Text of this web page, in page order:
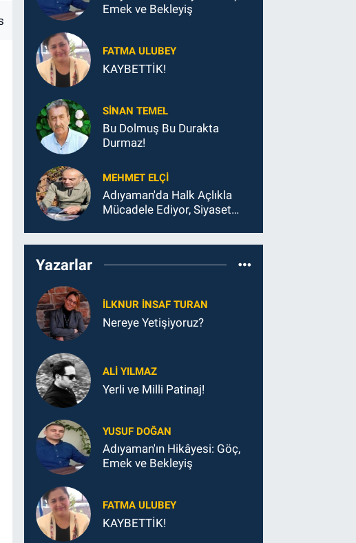
Emek ve Bekleyiş
FATMA ULUBEY
KAYBETTİK!
SINAN TEMEL
Bu Dolmuş Bu Durakta
Durmaz!
MEHMET ELÇI
Adıyaman'da Halk Açlıkla
Mücadele Ediyor, Siyaset
Yazarlar
İLKNUR İNSAF TURAN
Nereye Yetişiyoruz?
ALI YILMAZ
Yerli ve Milli Patinaj!
YUSUF DOĞAN
Adıyaman'ın Hikâyesi: Göç,
Emek ve Bekleyiş
FATMA ULUBEY
KAYBETTİK!